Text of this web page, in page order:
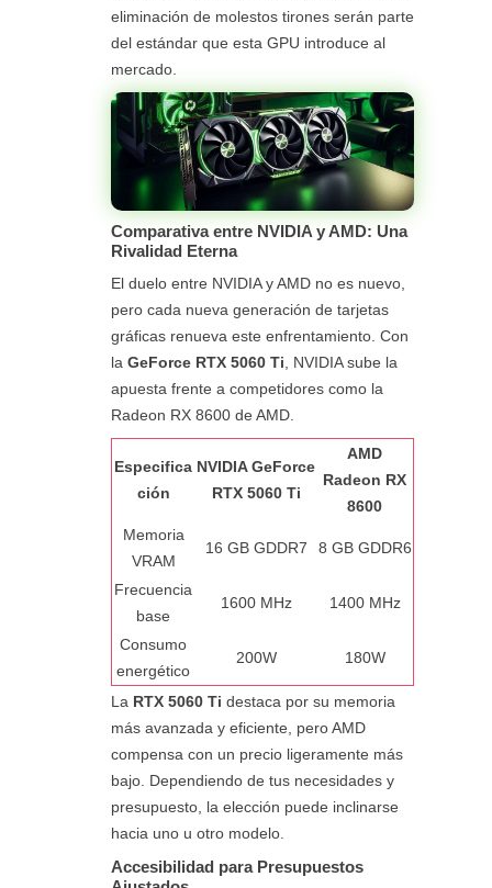
eliminación de molestos tirones serán parte
del estándar que esta GPU introduce al
mercado.
Comparativa entre NVIDIA y AMD: Una
Rivalidad Eterna
El duelo entre NVIDIA y AMD no es nuevo,
pero cada nueva generación de tarjetas
gráficas renueva este enfrentamiento. Con
la GeForce RTX 5060 Ti , NVIDIA sube la
apuesta frente a competidores como la
Radeon RX 8600 de AMD.
Especifica
ción
NVIDIA GeForce
RTX 5060 Ti
AMD
Radeon RX
8600
Memoria
VRAM
16 GB GDDR7 8 GB GDDR6
Frecuencia
base
1600 MHz 1400 MHz
Consumo
energético
200W 180W
La RTX 5060 Ti destaca por su memoria
más avanzada y eficiente, pero AMD
compensa con un precio ligeramente más
bajo. Dependiendo de tus necesidades y
presupuesto, la elección puede inclinarse
hacia uno u otro modelo.
Accesibilidad para Presupuestos